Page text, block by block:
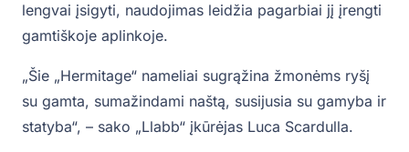
lengvai įsigyti, naudojimas leidžia pagarbiai jį įrengti
gamtiškoje aplinkoje.
„Šie „Hermitage“ nameliai sugrąžina žmonėms ryšį
su gamta, sumažindami naštą, susijusia su gamyba ir
statyba“, – sako „Llabb“ įkūrėjas Luca Scardulla.